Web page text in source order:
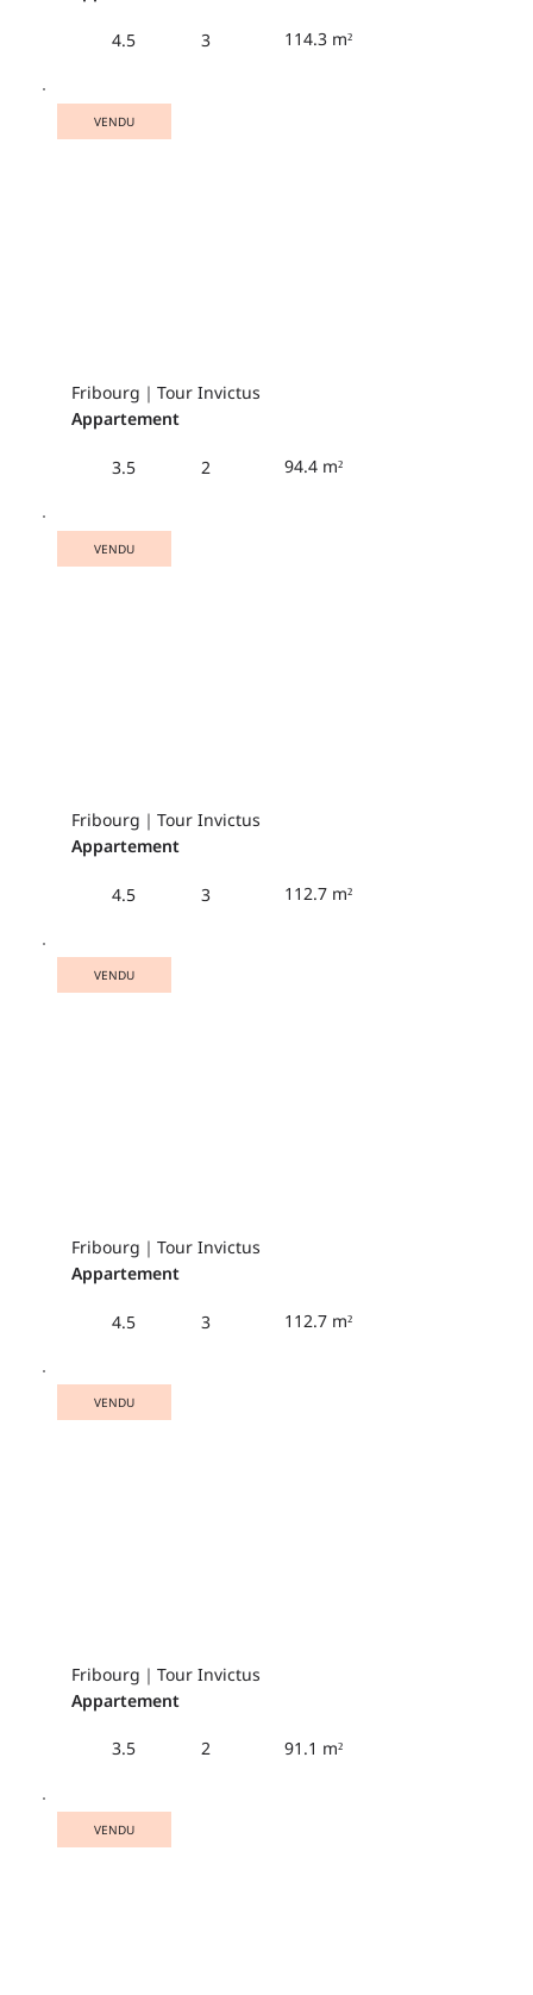
4.5 3 114.3 m²
VENDU
Fribourg｜Tour Invictus
Appartement
3.5 2 94.4 m²
VENDU
Fribourg｜Tour Invictus
Appartement
4.5 3 112.7 m²
VENDU
Fribourg｜Tour Invictus
Appartement
4.5 3 112.7 m²
VENDU
Fribourg｜Tour Invictus
Appartement
3.5 2 91.1 m²
VENDU